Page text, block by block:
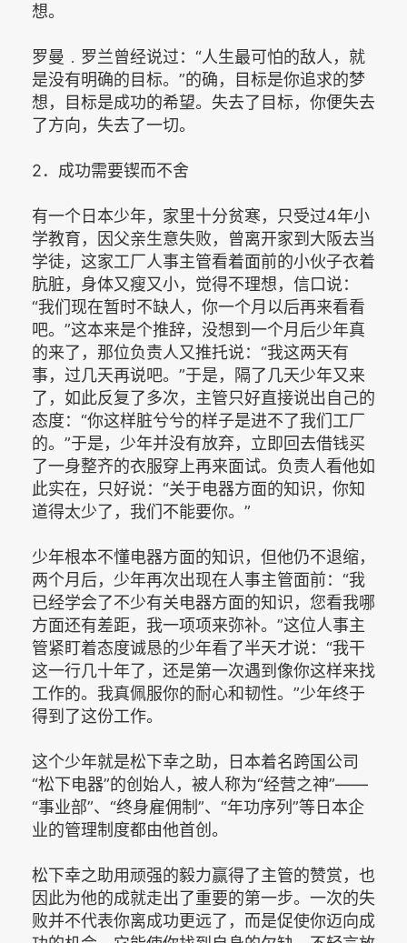
想。
罗曼﹒罗兰曾经说过：“人生最可怕的敌人，就
是没有明确的目标。”的确，目标是你追求的梦
想，目标是成功的希望。失去了目标，你便失去
了方向，失去了一切。
2．成功需要锲而不舍
有一个日本少年，家里十分贫寒，只受过4年小
学教育，因父亲生意失败，曾离开家到大阪去当
学徒，这家工厂人事主管看着面前的小伙子衣着
肮脏，身体又瘦又小，觉得不理想，信口说：
“我们现在暂时不缺人，你一个月以后再来看看
吧。”这本来是个推辞，没想到一个月后少年真
的来了，那位负责人又推托说：“我这两天有
事，过几天再说吧。”于是，隔了几天少年又来
了，如此反复了多次，主管只好直接说出自己的
态度：“你这样脏兮兮的样子是进不了我们工厂
的。”于是，少年并没有放弃，立即回去借钱买
了一身整齐的衣服穿上再来面试。负责人看他如
此实在，只好说：“关于电器方面的知识，你知
道得太少了，我们不能要你。”
少年根本不懂电器方面的知识，但他仍不退缩，
两个月后，少年再次出现在人事主管面前：“我
已经学会了不少有关电器方面的知识，您看我哪
方面还有差距，我一项项来弥补。”这位人事主
管紧盯着态度诚恳的少年看了半天才说：“我干
这一行几十年了，还是第一次遇到像你这样来找
工作的。我真佩服你的耐心和韧性。”少年终于
得到了这份工作。
这个少年就是松下幸之助，日本着名跨国公司
“松下电器”的创始人，被人称为“经营之神”——
“事业部”、“终身雇佣制”、“年功序列”等日本企
业的管理制度都由他首创。
松下幸之助用顽强的毅力赢得了主管的赞赏，也
因此为他的成就走出了重要的第一步。一次的失
败并不代表你离成功更远了，而是促使你迈向成